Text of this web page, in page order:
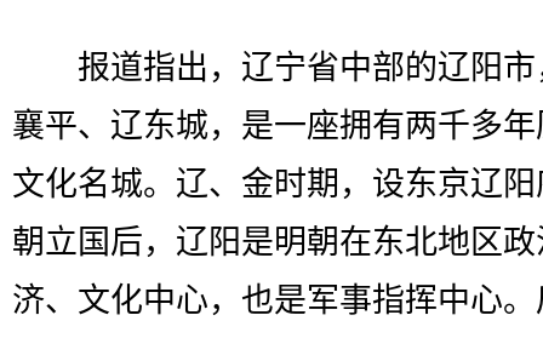
报道指出，辽宁省中部的辽阳市
襄平、辽东城，是一座拥有两千多
文化名城。辽、金时期，设东京辽
朝立国后，辽阳是明朝在东北地区
济、文化中心，也是军事指挥中心